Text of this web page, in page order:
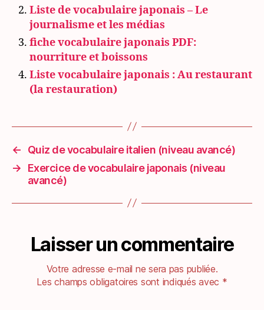
Liste de vocabulaire japonais – Le
journalisme et les médias
fiche vocabulaire japonais PDF:
nourriture et boissons
Liste vocabulaire japonais : Au restaurant
(la restauration)
←
Quiz de vocabulaire italien (niveau avancé)
→
Exercice de vocabulaire japonais (niveau
avancé)
Laisser un commentaire
Votre adresse e-mail ne sera pas publiée.
Les champs obligatoires sont indiqués avec *